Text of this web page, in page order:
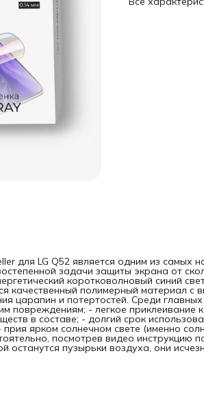
повреждениям;
для LG Q52 является одним из самых
задачи защиты экрана от
коротковолновый синий
качественный полимерный материал с
царапин и потертостей. Среди
повреждениям; - легкое приклеивание
в составе; - долгий срок
ярком солнечном свете (именно
посмотрев видео инструкцию
пузырьки воздуха, они